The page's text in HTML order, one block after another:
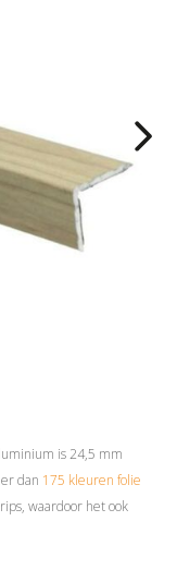
is 24,5 mm
dan 175 kleuren folie
waardoor het ook